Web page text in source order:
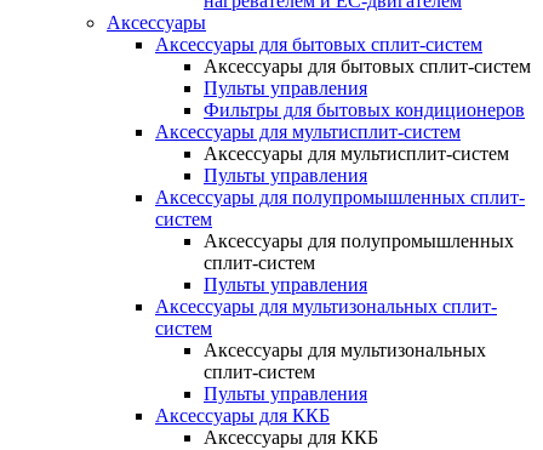
Аксессуары
Аксессуары для бытовых сплит-систем
Аксессуары для бытовых сплит-систем
Пульты управления
Фильтры для бытовых кондиционеров
Аксессуары для мультисплит-систем
Аксессуары для мультисплит-систем
Пульты управления
Аксессуары для полупромышленных сплит-
систем
Аксессуары для полупромышленных
сплит-систем
Пульты управления
Аксессуары для мультизональных сплит-
систем
Аксессуары для мультизональных
сплит-систем
Пульты управления
Аксессуары для ККБ
Аксессуары для ККБ